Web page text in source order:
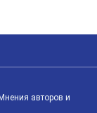
авторов и